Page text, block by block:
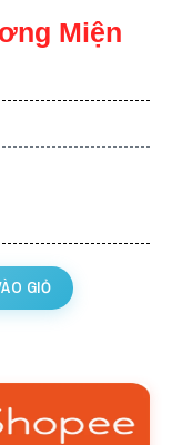
Miện
GIỎ